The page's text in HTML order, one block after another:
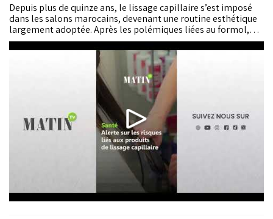
Depuis plus de quinze ans, le lissage capillaire s’est imposé
dans les salons marocains, devenant une routine esthétique
largement adoptée. Après les polémiques liées au formol,
une nouvelle substance inquiète : l’acide glyoxylique, présent
dans plusieurs formules dites « sans formol ». L’Agence
marocaine des médicaments et des produits de santé
(AMMPS) alerte sur un risque rénal potentiel, après des cas
signalés au Maroc et à l’international.